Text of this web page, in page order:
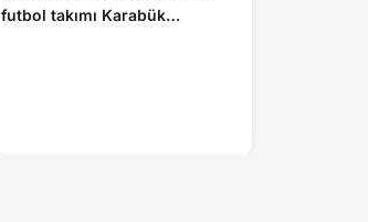
futbol takımı Karabük